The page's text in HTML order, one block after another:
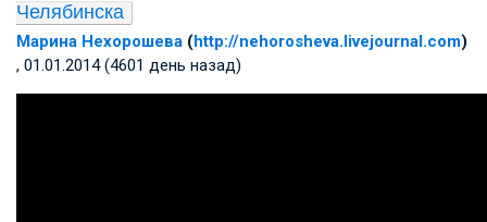
Челябинска
Марина Нехорошева (http://nehorosheva.livejournal.com)
, 01.01.2014 (4601 день назад)